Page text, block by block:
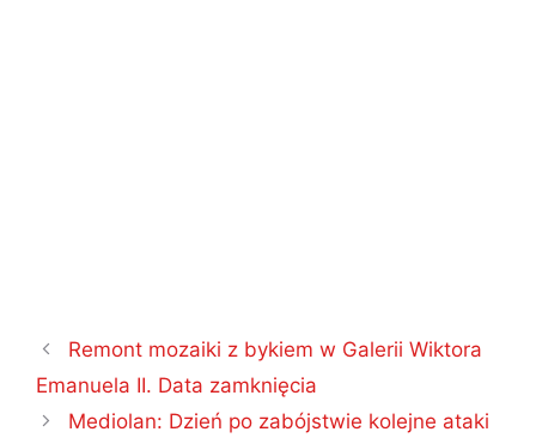
Nawigacja
wpisu
Remont mozaiki z bykiem w Galerii Wiktora
Emanuela II. Data zamknięcia
Mediolan: Dzień po zabójstwie kolejne ataki